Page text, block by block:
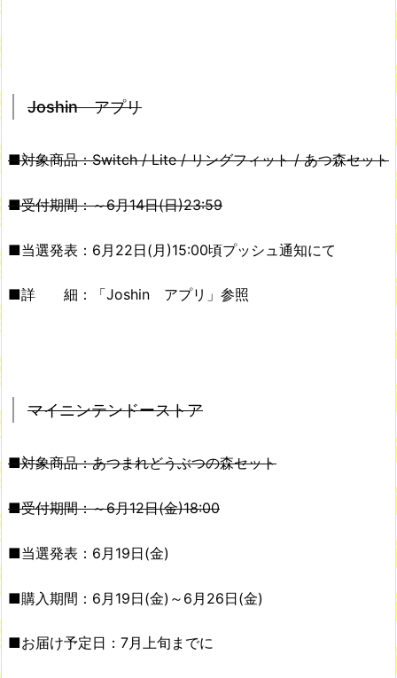
Joshin アプリ
■対象商品：Switch / Lite / リングフィット / あつ森セット
■受付期間：～6月14日(日)23:59
■当選発表：6月22日(月)15:00頃プッシュ通知にて
■詳 細：「Joshin アプリ」参照
マイニンテンドーストア
■対象商品：あつまれどうぶつの森セット
■受付期間：～6月12日(金)18:00
■当選発表：6月19日(金)
■購入期間：6月19日(金)～6月26日(金)
■お届け予定日：7月上旬までに